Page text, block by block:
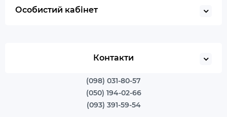
Особистий кабінет
Контакти
(098) 031-80-57
(050) 194-02-66
(093) 391-59-54